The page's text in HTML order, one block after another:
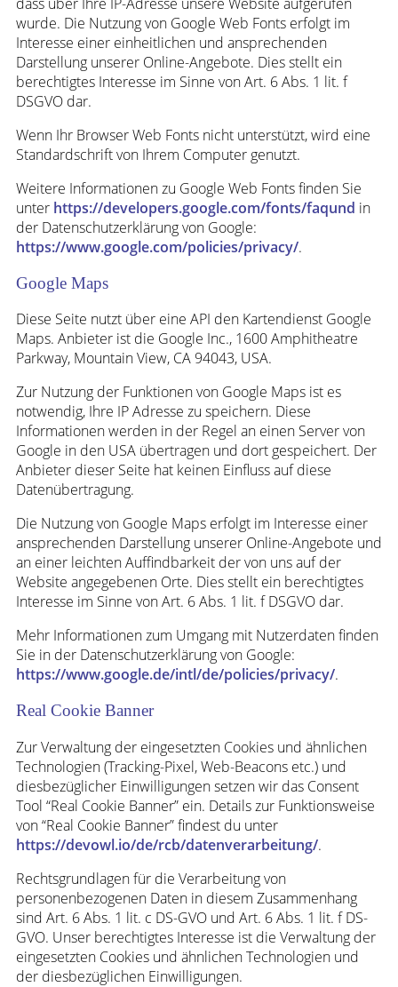
wurde. Die Nutzung von Google Web Fonts erfolgt im
Interesse einer einheitlichen und ansprechenden
Darstellung unserer Online-Angebote. Dies stellt ein
berechtigtes Interesse im Sinne von Art. 6 Abs. 1 lit. f
DSGVO dar.
Wenn Ihr Browser Web Fonts nicht unterstützt, wird eine
Standardschrift von Ihrem Computer genutzt.
Weitere Informationen zu Google Web Fonts finden Sie
unter https://developers.google.com/fonts/faqund in
der Datenschutzerklärung von Google:
https://www.google.com/policies/privacy/.
Google Maps
Diese Seite nutzt über eine API den Kartendienst Google
Maps. Anbieter ist die Google Inc., 1600 Amphitheatre
Parkway, Mountain View, CA 94043, USA.
Zur Nutzung der Funktionen von Google Maps ist es
notwendig, Ihre IP Adresse zu speichern. Diese
Informationen werden in der Regel an einen Server von
Google in den USA übertragen und dort gespeichert. Der
Anbieter dieser Seite hat keinen Einfluss auf diese
Datenübertragung.
Die Nutzung von Google Maps erfolgt im Interesse einer
ansprechenden Darstellung unserer Online-Angebote und
an einer leichten Auffindbarkeit der von uns auf der
Website angegebenen Orte. Dies stellt ein berechtigtes
Interesse im Sinne von Art. 6 Abs. 1 lit. f DSGVO dar.
Mehr Informationen zum Umgang mit Nutzerdaten finden
Sie in der Datenschutzerklärung von Google:
https://www.google.de/intl/de/policies/privacy/.
Real Cookie Banner
Zur Verwaltung der eingesetzten Cookies und ähnlichen
Technologien (Tracking-Pixel, Web-Beacons etc.) und
diesbezüglicher Einwilligungen setzen wir das Consent
Tool “Real Cookie Banner” ein. Details zur Funktionsweise
von “Real Cookie Banner” findest du unter
https://devowl.io/de/rcb/datenverarbeitung/.
Rechtsgrundlagen für die Verarbeitung von
personenbezogenen Daten in diesem Zusammenhang
sind Art. 6 Abs. 1 lit. c DS-GVO und Art. 6 Abs. 1 lit. f DS-
GVO. Unser berechtigtes Interesse ist die Verwaltung der
eingesetzten Cookies und ähnlichen Technologien und
der diesbezüglichen Einwilligungen.